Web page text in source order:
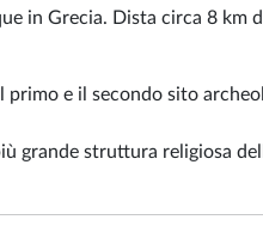
in Grecia. Dista circa 8 km
primo e il secondo sito
grande struttura religiosa